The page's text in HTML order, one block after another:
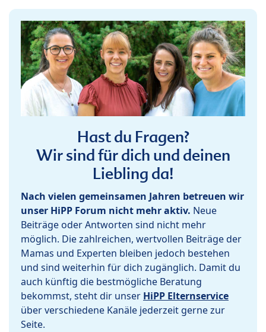
Hast du Fragen?
Wir sind für dich und deinen
Liebling da!
Nach vielen gemeinsamen Jahren betreuen wir
unser HiPP Forum nicht mehr aktiv. Neue
Beiträge oder Antworten sind nicht mehr
möglich. Die zahlreichen, wertvollen Beiträge der
Mamas und Experten bleiben jedoch bestehen
und sind weiterhin für dich zugänglich. Damit du
auch künftig die bestmögliche Beratung
bekommst, steht dir unser HiPP Elternservice
über verschiedene Kanäle jederzeit gerne zur
Seite.